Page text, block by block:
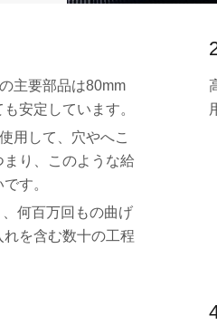
主要部品は80mm
安定しています。
用して、穴やへこ
り、このような給
す。
何百万回もの曲げ
を含む数十の工程